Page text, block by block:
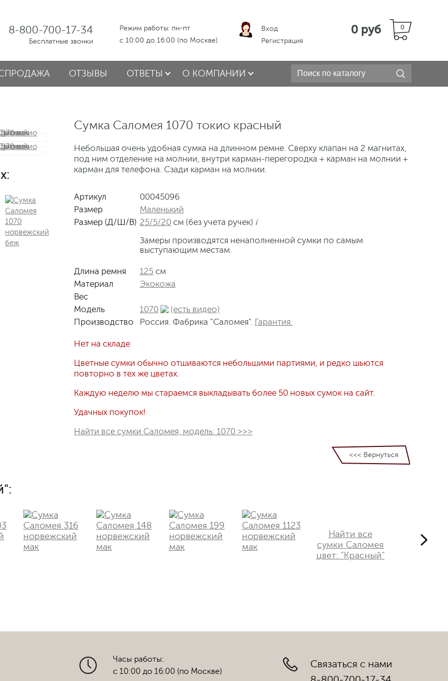
8-800-700-17-34
Бесплатные звонки
Режим работы: пн-пт
с 10:00 до 16:00 (по Москве)
Вход
Регистрация
0
0 руб
ОТЗЫВЫ ОТВЕТЫ О КОМПАНИИ
Сумка Саломея 1070 токио красный
Небольшая очень удобная сумка на длинном ремне. Сверху клапан на 2 магнитах,
под ним отделение на молнии, внутри карман-перегородка + карман на молнии +
карман для телефона. Сзади карман на молнии.
Артикул
00045096
Размер
Маленький
Размер (Д/Ш/В) 25/5/20 см (без учета ручек) i
Замеры производятся ненаполненной сумки по самым
выступающим местам.
Длина ремня 125 см
Материал
Экокожа
Вес
Модель
1070
(есть видео)
Производство
Россия. Фабрика "Саломея". Гарантия.
Нет на складе
Цветные сумки обычно отшиваются небольшими партиями, и редко шьются
повторно в тех же цветах.
Каждую неделю мы стараемся выкладывать более 50 новых сумок на сайт.
Удачных покупок!
Найти все сумки Саломея, модель: 1070 >>>
<<< Вернуться
Найти все
сумки Саломея
цвет: "Красный"
Часы работы:
с 10:00 до 16:00 (по Москве)
Связаться с нами